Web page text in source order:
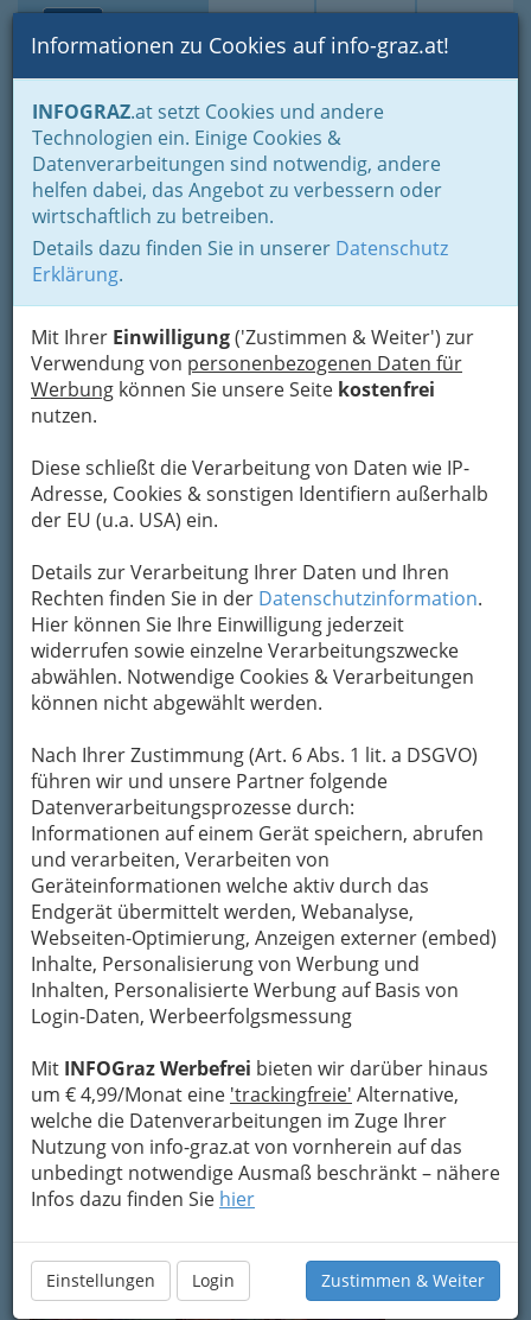
Suche Login Toggle
Informationen zu Cookies auf info-graz.at!
INFOGRAZ.at setzt Cookies und andere
Technologien ein. Einige Cookies &
Datenverarbeitungen sind notwendig, andere
helfen dabei, das Angebot zu verbessern oder
wirtschaftlich zu betreiben.
Details dazu finden Sie in unserer Datenschutz
Erklärung.
Mit Ihrer Einwilligung('Zustimmen & Weiter') zur
Verwendung von personenbezogenen Daten für
Werbung können Sie unsere Seite kostenfrei
nutzen.
Diese schließt die Verarbeitung von Daten wie IP-
Adresse, Cookies & sonstigen Identifiern außerhalb
der EU (u.a. USA) ein.
Details zur Verarbeitung Ihrer Daten und Ihren
Rechten finden Sie in der Datenschutzinformation.
Hier können Sie Ihre Einwilligung jederzeit
widerrufen sowie einzelne Verarbeitungszwecke
abwählen. Notwendige Cookies & Verarbeitungen
können nicht abgewählt werden.
Nach Ihrer Zustimmung (Art. 6 Abs. 1 lit. a DSGVO)
führen wir und unsere Partner folgende
Datenverarbeitungsprozesse durch:
Informationen auf einem Gerät speichern, abrufen
und verarbeiten, Verarbeiten von
Geräteinformationen welche aktiv durch das
Endgerät übermittelt werden, Webanalyse,
Webseiten-Optimierung, Anzeigen externer (embed)
Inhalte, Personalisierung von Werbung und
Inhalten, Personalisierte Werbung auf Basis von
Login-Daten, Werbeerfolgsmessung
Mit INFOGraz Werbefrei bieten wir darüber hinaus
um € 4,99/Monat eine 'trackingfreie' Alternative,
welche die Datenverarbeitungen im Zuge Ihrer
Nutzung von info-graz.at von vornherein auf das
unbedingt notwendige Ausmaß beschränkt – nähere
Infos dazu finden Sie hier
Einstellungen Login Zustimmen & Weiter
Home Fotos
Nach Locations gruppiert
TaO! - Theater am Ortweinplatz
TAO - HERTZSCHLAG
am Ortweinplatz - 001
Vergrößern
Previous Next
HERTZSCHLAG
Premiere am 5. Mai 2014
TAO, Theater am Ortweinplatz
Ein Projekt im Rahmen von macht-schule-
theater, in Kooperation mit dem
Wirtschaftskundlichen BRG Grazund der
Neuen Musikmittelschule Graz-
Ferdinandeum.